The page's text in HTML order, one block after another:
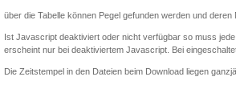
über die Tabelle können Pegel gefunden werden und
Ist Javascript deaktiviert oder nicht verfügbar so muss
erscheint nur bei deaktiviertem Javascript. Bei
Die Zeitstempel in den Dateien beim Download liegen